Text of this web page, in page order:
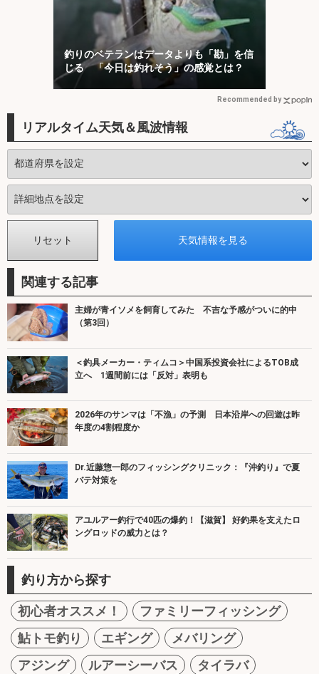
釣りのベテランはデータよりも「勘」を信
じる 「今日は釣れそう」の感覚とは？
Recommended by
リアルタイム天気＆風波情報
関連する記事
主婦が青イソメを飼育してみた 不吉な予感がついに的中
（第3回）
＜釣具メーカー・ティムコ＞中国系投資会社によるTOB成
立へ 1週間前には「反対」表明も
2026年のサンマは「不漁」の予測 日本沿岸への回遊は昨
年度の4割程度か
Dr.近藤惣一郎のフィッシングクリニック：『沖釣り』で夏
バテ対策を
アユルアー釣行で40匹の爆釣！【滋賀】 好釣果を支えたロ
ングロッドの威力とは？
釣り方から探す
初心者オススメ！
ファミリーフィッシング
鮎トモ釣り
エギング
メバリング
アジング
ルアーシーバス
タイラバ